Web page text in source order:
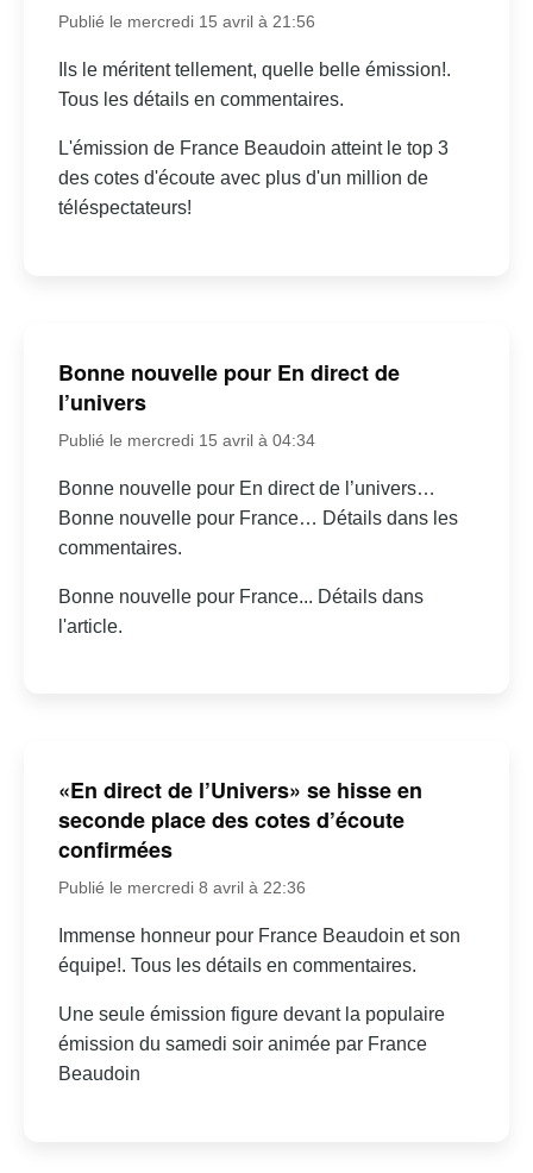
Publié le mercredi 15 avril à 21:56
Ils le méritent tellement, quelle belle émission!.
Tous les détails en commentaires.
L'émission de France Beaudoin atteint le top 3
des cotes d'écoute avec plus d'un million de
téléspectateurs!
Bonne nouvelle pour En direct de
l’univers
Publié le mercredi 15 avril à 04:34
Bonne nouvelle pour En direct de l’univers…
Bonne nouvelle pour France… Détails dans les
commentaires.
Bonne nouvelle pour France... Détails dans
l'article.
«En direct de l’Univers» se hisse en
seconde place des cotes d’écoute
confirmées
Publié le mercredi 8 avril à 22:36
Immense honneur pour France Beaudoin et son
équipe!. Tous les détails en commentaires.
Une seule émission figure devant la populaire
émission du samedi soir animée par France
Beaudoin